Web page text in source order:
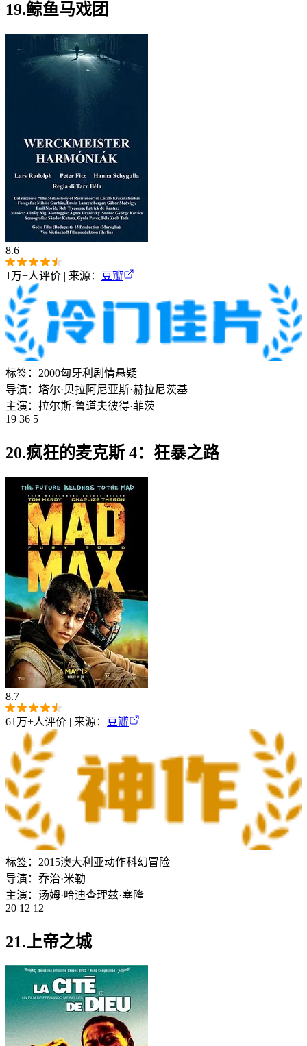
19.鲸鱼马戏团
8.6
1万+人评价 | 来源： 豆瓣
标签： 2000匈牙利 剧情悬疑
导演： 塔尔·贝拉 阿尼亚斯·赫拉尼茨基
主演： 拉尔斯·鲁道夫彼得·菲茨
19 36 5
20.疯狂的麦克斯 4：狂暴之路
8.7
61万+人评价 | 来源： 豆瓣
标签： 2015澳大利亚动作科幻冒险
导演： 乔治·米勒
主演： 汤姆·哈迪查理兹·塞隆
20 12 12
21.上帝之城